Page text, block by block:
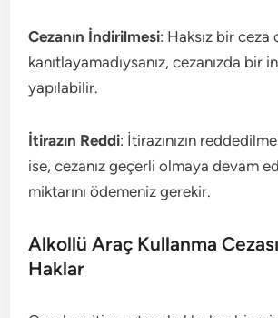
Cezanın İndirilmesi: Haksız bir ceza
kanıtlayamadıysanız, cezanızda bir
yapılabilir.
İtirazın Reddi: İtirazınızın
ise, cezanız geçerli olmaya devam
miktarını ödemeniz gerekir.
Alkollü Araç Kullanma
Haklar